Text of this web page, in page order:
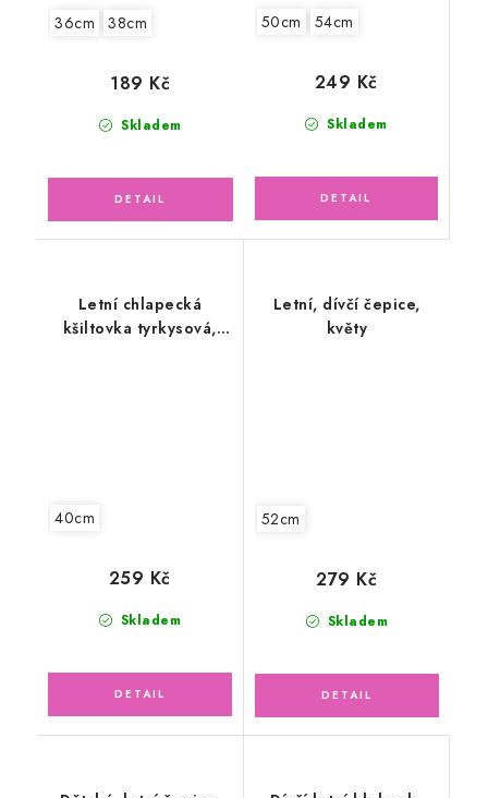
36cm 38cm
Skladem
189 Kč
50cm 54cm
Skladem
249 Kč
Letní chlapecká
kšiltovka tyrkysová,
40cm
Skladem
259 Kč
Letní, dívčí čepice,
květy
52cm
Skladem
279 Kč